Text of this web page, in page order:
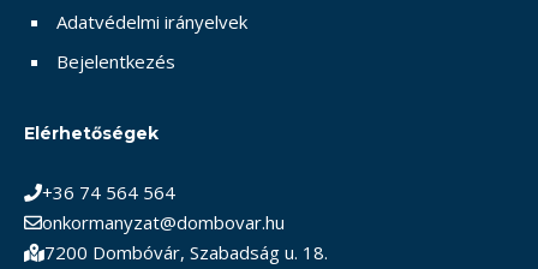
Adatvédelmi irányelvek
Bejelentkezés
Elérhetőségek
+36 74 564 564
onkormanyzat@dombovar.hu
7200 Dombóvár, Szabadság u. 18.